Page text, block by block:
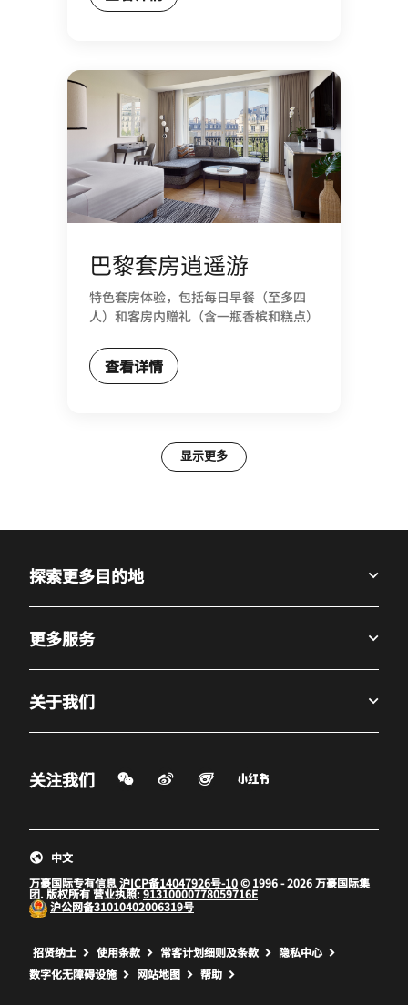
巴黎套房逍遥游
特色套房体验，包括每日早餐（至多四
人）和客房内赠礼（含一瓶香槟和糕点）
查看详情
显示更多
探索更多目的地
更多服务
关于我们
关注我们 微信扫一扫
微博
打开新窗口
飞猪
打开新窗口打开新窗口
万豪国际专有信息沪ICP备14047926号-10© 1996 - 2026 万豪国际集
团. 版权所有 营业执照:91310000778059716E
沪公网备31010402006319号
中文
招贤纳士 打开新窗口
使用条款 打开新窗口
常客计划细则及条款 打开新窗口
隐私中心
数字化无障碍设施
网站地图 帮助